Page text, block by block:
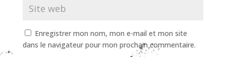
Enregistrer mon nom, mon e-mail et mon site
dans le navigateur pour mon prochain commentaire.